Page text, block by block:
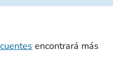
encontrará más